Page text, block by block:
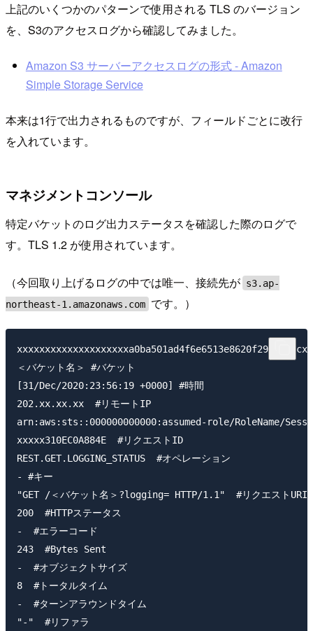
上記のいくつかのパターンで使用される TLS のバージョン
を、S3のアクセスログから確認してみました。
Amazon S3 サーバーアクセスログの形式 - Amazon
Simple Storage Service
本来は1行で出力されるものですが、フィールドごとに改行
を入れています。
マネジメントコンソール
特定バケットのログ出力ステータスを確認した際のログで
す。TLS 1.2 が使用されています。
（今回取り上げるログの中では唯一、接続先が s3.ap-
northeast-1.amazonaws.com です。）
＜バケット名＞ #バケット
[31/Dec/2020:23:56:19 +0000] #時間
202.xx.xx.xx  #リモートIP
arn:aws:sts::000000000000:assumed-role/RoleName/
xxxxx310EC0A884E  #リクエストID
REST.GET.LOGGING_STATUS  #オペレーション
- #キー
"GET /＜バケット名＞?logging= HTTP/1.1"  #リクエストURI
200  #HTTPステータス
-  #エラーコード
243  #Bytes Sent
-  #オブジェクトサイズ
8  #トータルタイム
-  #ターンアラウンドタイム
"-"  #リファラ